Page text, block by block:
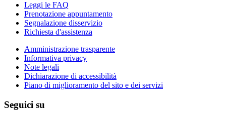
Leggi le FAQ
Prenotazione appuntamento
Segnalazione disservizio
Richiesta d'assistenza
Amministrazione trasparente
Informativa privacy
Note legali
Dichiarazione di accessibilità
Piano di miglioramento del sito e dei servizi
Seguici su